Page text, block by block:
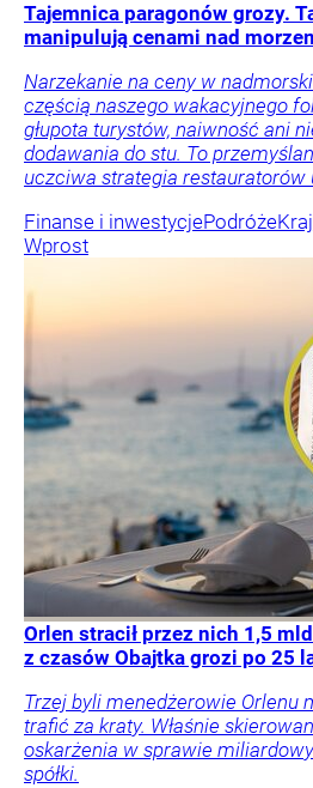
Tajemnica paragonów grozy.
manipulują cenami nad
Narzekanie na ceny w
częścią naszego wakacyjnego
głupota turystów, naiwność ani
dodawania do stu. To
uczciwa strategia restauratorów
Finanse i inwestycjePodróżeKraj
Wprost
Orlen stracił przez nich 1,5
z czasów Obajtka grozi po 25
Trzej byli menedżerowie Orlenu
trafić za kraty. Właśnie
oskarżenia w sprawie
spółki.